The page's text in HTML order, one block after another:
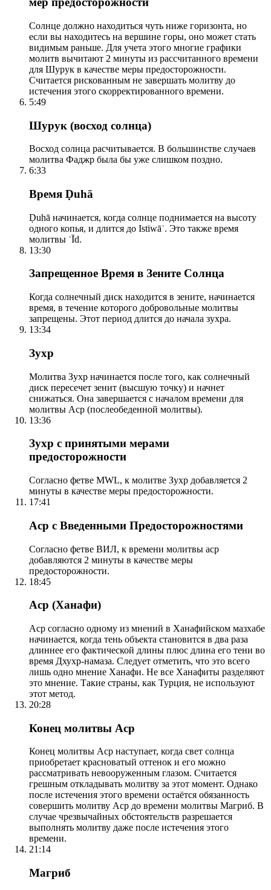
Солнце должно находиться чуть ниже горизонта, но
если вы находитесь на вершине горы, оно может стать
видимым раньше. Для учета этого многие графики
молитв вычитают 2 минуты из рассчитанного времени
для Шурук в качестве меры предосторожности.
Считается рискованным не завершать молитву до
истечения этого скорректированного времени.
5:49
Шурук (восход солнца)
Восход солнца расчитывается. В большинстве случаев
молитва Фаджр была бы уже слишком поздно.
6:33
Время Ḍuhā
Ḍuhā начинается, когда солнце поднимается на высоту
одного копья, и длится до Istiwāʾ. Это также время
молитвы ʿĪd.
13:30
Запрещенное Время в Зените Солнца
Когда солнечный диск находится в зените, начинается
время, в течение которого добровольные молитвы
запрещены. Этот период длится до начала зухра.
13:34
Зухр
Молитва Зухр начинается после того, как солнечный
диск пересечет зенит (высшую точку) и начнет
снижаться. Она завершается с началом времени для
молитвы Аср (послеобеденной молитвы).
13:36
Зухр с принятыми мерами
предосторожности
Согласно фетве MWL, к молитве Зухр добавляется 2
минуты в качестве меры предосторожности.
17:41
Аср с Введенными Предосторожностями
Согласно фетве ВИЛ, к времени молитвы аср
добавляются 2 минуты в качестве меры
предосторожности.
18:45
Аср (Ханафи)
Аср согласно одному из мнений в Ханафийском мазхабе
начинается, когда тень объекта становится в два раза
длиннее его фактической длины плюс длина его тени во
время Дхухр-намаза. Следует отметить, что это всего
лишь одно мнение Ханафи. Не все Ханафиты разделяют
это мнение. Такие страны, как Турция, не используют
этот метод.
20:28
Конец молитвы Аср
Конец молитвы Аср наступает, когда свет солнца
приобретает красноватый оттенок и его можно
рассматривать невооруженным глазом. Считается
грешным откладывать молитву за этот момент. Однако
после истечения этого времени остаётся обязанность
совершить молитву Аср до времени молитвы Магриб. В
случае чрезвычайных обстоятельств разрешается
выполнять молитву даже после истечения этого
времени.
21:14
Магриб